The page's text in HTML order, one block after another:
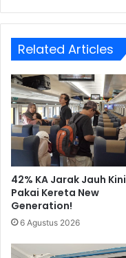
di
Related Articles
42% KA Jarak Jauh Kini
Pakai Kereta New
Generation!
6 Agustus 2026